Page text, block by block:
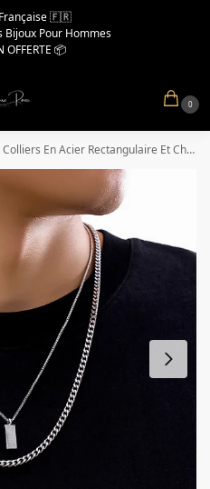
🇫🇷
Bijoux Pour Hommes
OFFERTE 📦
0
En Acier Rectangulaire Et Chaine En Acier